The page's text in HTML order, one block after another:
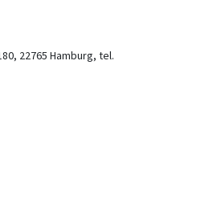
22765 Hamburg, tel.